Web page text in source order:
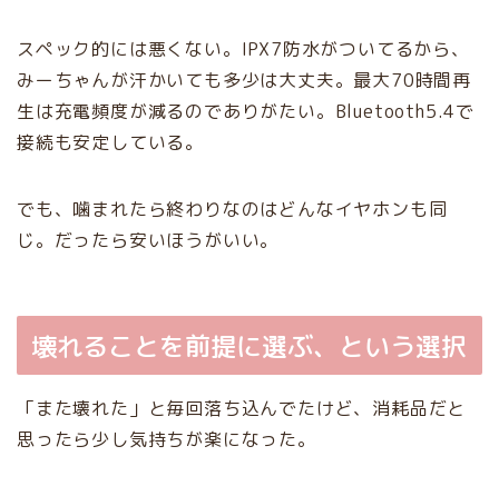
スペック的には悪くない。IPX7防水がついてるから、
みーちゃんが汗かいても多少は大丈夫。最大70時間再
生は充電頻度が減るのでありがたい。Bluetooth5.4で
接続も安定している。
でも、噛まれたら終わりなのはどんなイヤホンも同
じ。だったら安いほうがいい。
壊れることを前提に選ぶ、という選択
「また壊れた」と毎回落ち込んでたけど、消耗品だと
思ったら少し気持ちが楽になった。